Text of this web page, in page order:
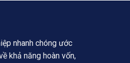
nhanh chóng ước
khả năng hoàn vốn,